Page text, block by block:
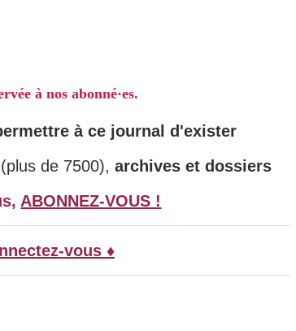
à nos abonné·es.
à ce journal d'exister
(plus de 7500), archives et dossiers
ABONNEZ-VOUS !
vous ♦